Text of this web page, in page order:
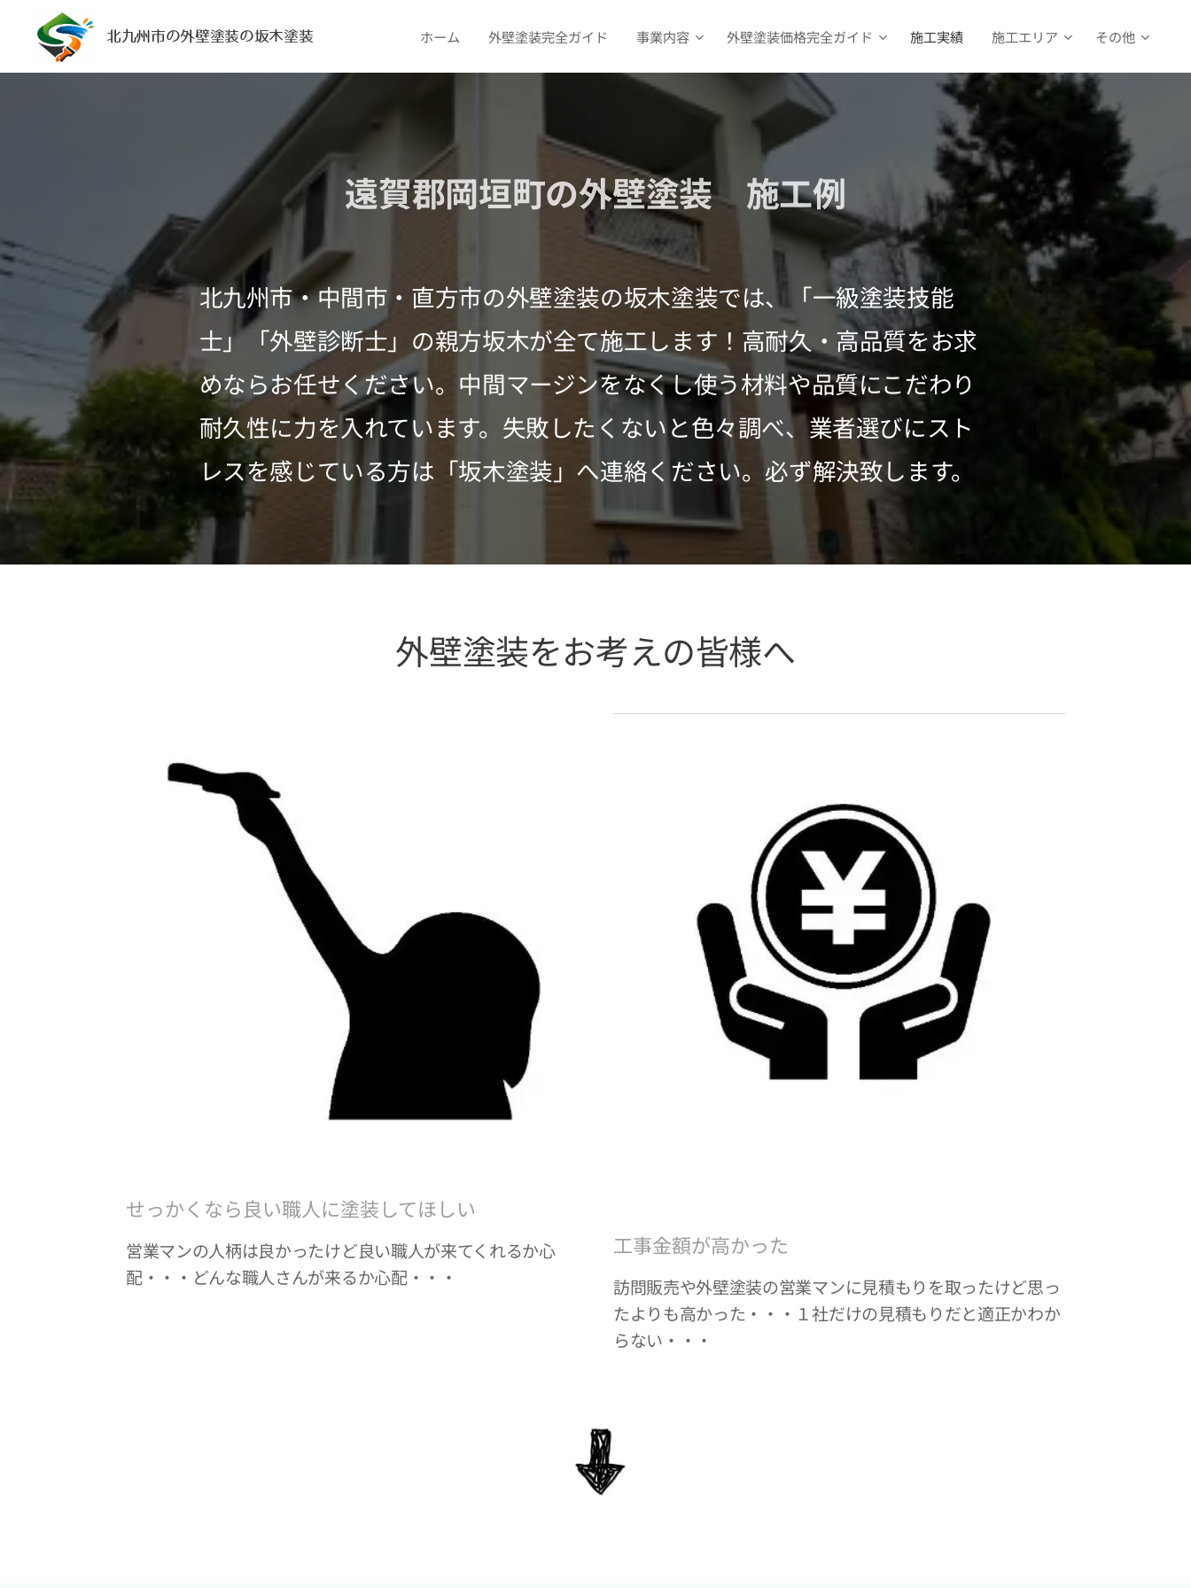
北九州市の外壁塗装の坂木塗装 ホーム 外壁塗装完全ガイド 事業内容 外壁塗装価格完全ガイド 施工実績 施工エリア その他
遠賀郡岡垣町の外壁塗装 施工例
北九州市・中間市・直方市の外壁塗装の坂木塗装では、「一級塗装技能
士」「外壁診断士」の親方坂木が全て施工します！高耐久・高品質をお求
めならお任せください。中間マージンをなくし使う材料や品質にこだわり
耐久性に力を入れています。失敗したくないと色々調べ、業者選びにスト
レスを感じている方は「坂木塗装」へ連絡ください。必ず解決致します。
外壁塗装をお考えの皆様へ
せっかくなら良い職人に塗装してほしい
営業マンの人柄は良かったけど良い職人が来てくれるか心
配・・・どんな職人さんが来るか心配・・・
工事金額が高かった
訪問販売や外壁塗装の営業マンに見積もりを取ったけど思っ
たよりも高かった・・・１社だけの見積もりだと適正かわか
らない・・・